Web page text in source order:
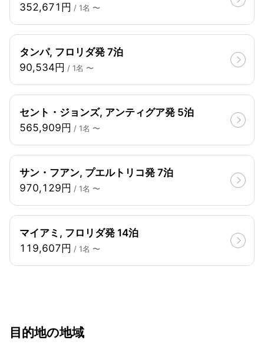
352,671円 / 1名 〜
タンパ, フロリダ発 7泊
90,534円 / 1名 〜
セント・ジョンズ, アンティグア発 5泊
565,909円 / 1名 〜
サン・フアン, プエルトリコ発 7泊
970,129円 / 1名 〜
マイアミ, フロリダ発 14泊
119,607円 / 1名 〜
目的地の地域